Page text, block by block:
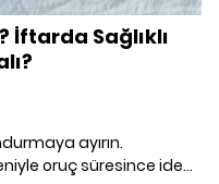
İftarda Sağlıklı
ayırın.
oruç süresince ideal